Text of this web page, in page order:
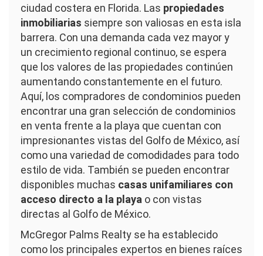
ciudad costera en Florida. Las propiedades
inmobiliarias siempre son valiosas en esta isla
barrera. Con una demanda cada vez mayor y
un crecimiento regional continuo, se espera
que los valores de las propiedades continúen
aumentando constantemente en el futuro.
Aquí, los compradores de condominios pueden
encontrar una gran selección de condominios
en venta frente a la playa que cuentan con
impresionantes vistas del Golfo de México, así
como una variedad de comodidades para todo
estilo de vida. También se pueden encontrar
disponibles muchas casas unifamiliares con
acceso directo a la playa o con vistas
directas al Golfo de México.
McGregor Palms Realty se ha establecido
como los principales expertos en bienes raíces